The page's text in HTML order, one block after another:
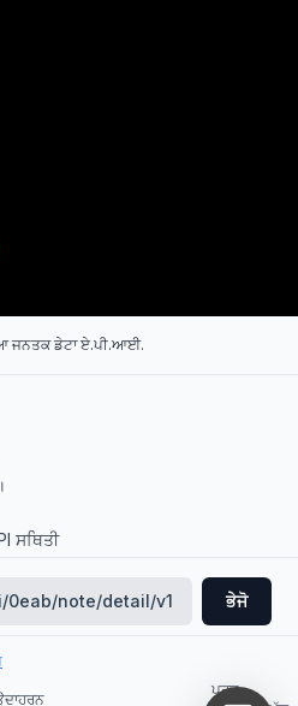
ਜਨਤਕ ਡੇਟਾ ਏ.ਪੀ.ਆਈ.
ਸਥਿਤੀ
0eab/note/detail/v1 ਭੇਜੋ
ਪੂਰਵ-